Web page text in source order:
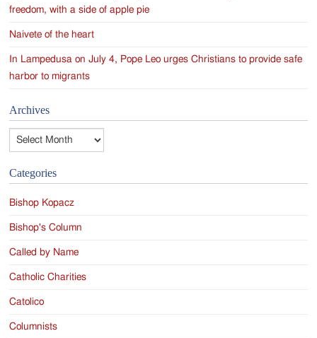
freedom, with a side of apple pie
Naivete of the heart
In Lampedusa on July 4, Pope Leo urges Christians to provide safe
harbor to migrants
Archives
Archives
Categories
Bishop Kopacz
Bishop's Column
Called by Name
Catholic Charities
Catolico
Columnists